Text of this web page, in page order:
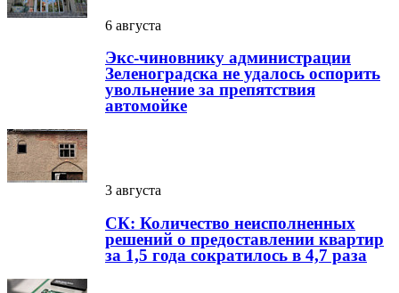
6 августа
Экс-чиновнику администрации
Зеленоградска не удалось оспорить
увольнение за препятствия
автомойке
3 августа
СК: Количество неисполненных
решений о предоставлении квартир
за 1,5 года сократилось в 4,7 раза